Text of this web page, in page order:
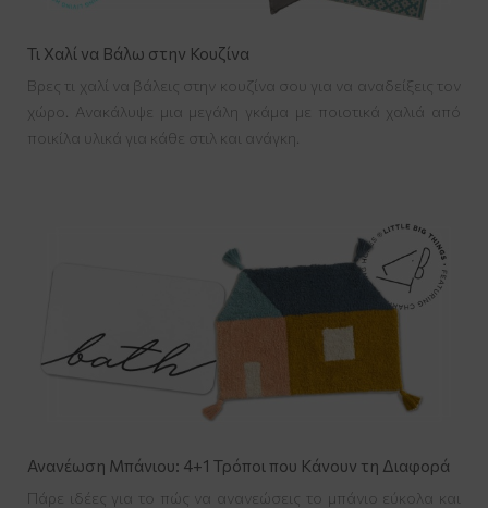
Τι Χαλί να Βάλω στην Κουζίνα
Βρες τι χαλί να βάλεις στην κουζίνα σου για να αναδείξεις τον
χώρο. Ανακάλυψε μια μεγάλη γκάμα με ποιοτικά χαλιά από
ποικίλα υλικά για κάθε στιλ και ανάγκη.
Ανανέωση Μπάνιου: 4+1 Τρόποι που Κάνουν τη Διαφορά
Πάρε ιδέες για το πώς να ανανεώσεις το μπάνιο εύκολα και